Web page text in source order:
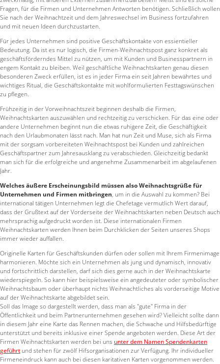
Fragen, für die Firmen und Unternehmen Antworten benötigen. Schließlich wollen
Sie nach der Weihnachtzeit und dem Jahreswechsel im Business fortzufahren
und mit neuen Ideen durchzustarten.
Für jedes Unternehmen sind positive Geschäftskontakte von essientieller
Bedeutung. Da ist es nur logisch, die Firmen-Weihnachtspost ganz konkret als
geschäftsförderndes Mittel zu nützen, um mit Kunden und Businesspartnern in
engem Kontakt zu bleiben. Weil geschäftliche Weihnachtskarten genau diesen
besonderen Zweck erfüllen, ist es in jeder Firma ein seit Jahren bewährtes und
wichtiges Ritual, die Geschäftskontakte mit wohlformulierten Festtagswünschen
zu pflegen.
Frühzeitig in der Vorweihnachtszeit beginnen deshalb die Firmen,
Weihnachtskarten auszuwählen und rechtzeitig zu verschicken. Für das eine oder
andere Unternehmen beginnt nun die etwas ruhigere Zeit, die Geschäftigkeit
nach den Urlaubmonaten lässt nach. Man hat nun Zeit und Muse, sich als Firma
mit der sorgsam vorbereiteten Weihnachtspost bei Kunden und zahlreichen
Geschäftspartner zum Jahresausklang zu verabschieden. Gleichzeitig bedankt
man sich für die erfolgreiche und angenehme Zusammenarbeit im abgelaufenen
Jahr.
Welches äußere Erscheinungsbild müssen also Weihnachtsgrüße für
Unternehmen und Firmen mitbringen, um in die Auswahl zu kommen? Bei
international tätigen Unternehmen legt die Chefetage vermutlich Wert darauf,
dass der Grußtext auf der Vorderseite der Weihnachtskarten neben Deutsch auch
mehrsprachig aufgedruckt worden ist. Diese internationalen Firmen
Weihnachtskarten werden Ihnen beim Durchklicken der Seiten unseres Shops
immer wieder auffallen.
Originelle Karten für Geschäftskunden dürfen oder sollen mit Ihrem Firmenimage
harmonieren. Möchte sich ein Unternehmen als jung und dynamisch, innovativ
und fortschrittlich darstellen, darf sich dies gerne auch in der Weihnachtskarte
wiederspiegeln. So kann hier beispielsweise ein angedeuteter oder symbolischer
Weihnachtsbaum oder überhaupt nichts Weihnachtliches als vorderseitige Motive
auf der Weihnachtskarte abgebildet sein.
Soll das Image so dargestellt werden, dass man als "gute" Firma in der
Öffentlichkeit und beim Partnerunternehmen gesehen wird? Vielleicht sollte dann
in diesem Jahr eine Karte das Rennen machen, die Schwache und Hilfsbedürftige
unterstützt und bereits inklusive einer Spende angeboten werden. Diese Art der
Firmen Weihnachtskarten werden bei uns unter dem Namen Spendenkarten
geführt und stehen für zwölf Hifsorganisationen zur Verfügung. Ihr individueller
Firmeneindruck kann auch bei diesen karitativen Karten vorgenommen werden.